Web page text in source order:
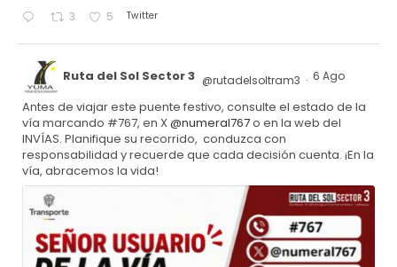
3 5 Twitter
Ruta del Sol Sector 3 @rutadelsoltram3 · 6 Ago
Antes de viajar este puente festivo, consulte el estado de la
vía marcando #767, en X@numeral767o en la web del
INVÍAS. Planifique su recorrido, conduzca con
responsabilidad y recuerde que cada decisión cuenta. ¡En la
vía, abracemos la vida!